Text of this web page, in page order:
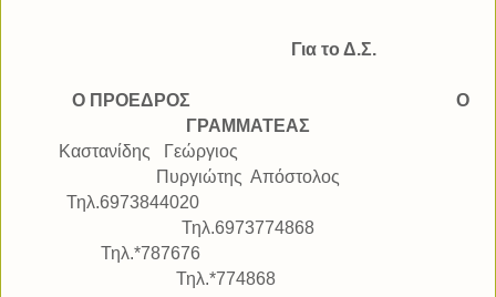
Για το Δ.Σ.
Ο ΠΡΟΕΔΡΟΣ
Ο
ΓΡΑΜΜΑΤΕΑΣ
Καστανίδης
Γεώργιος
Πυργιώτης Απόστολος
Τηλ.6973844020
Τηλ.6973774868
Τηλ.*787676
Τηλ.*774868